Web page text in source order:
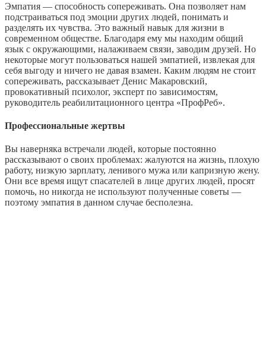
Эмпатия — способность сопереживать. Она позволяет нам
подстраиваться под эмоции других людей, понимать и
разделять их чувства. Это важный навык для жизни в
современном обществе. Благодаря ему мы находим общий
язык с окружающими, налаживаем связи, заводим друзей. Но
некоторые могут пользоваться нашей эмпатией, извлекая для
себя выгоду и ничего не давая взамен. Каким людям не стоит
сопереживать, рассказывает Денис Макаровский,
провокативный психолог, эксперт по зависимостям,
руководитель реабилитационного центра «ПрофРеб».
Профессиональные жертвы
Вы наверняка встречали людей, которые постоянно
рассказывают о своих проблемах: жалуются на жизнь, плохую
работу, низкую зарплату, ленивого мужа или капризную жену.
Они все время ищут спасателей в лице других людей, просят
помочь, но никогда не используют полученные советы —
поэтому эмпатия в данном случае бесполезна.